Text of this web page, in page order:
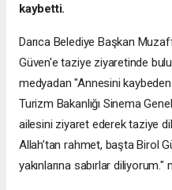
kaybetti.
Darıca Belediye Başkan
Güven'e taziye ziyaretinde
medyadan "Annesini
Turizm Bakanlığı Sinema
ailesini ziyaret ederek taziye
Allah’tan rahmet, başta Birol
yakınlarına sabırlar diliyorum."